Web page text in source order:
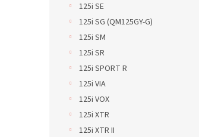
125i SE
125i SG (QM125GY-G)
125i SM
125i SR
125i SPORT R
125i VIA
125i VOX
125i XTR
125i XTR II